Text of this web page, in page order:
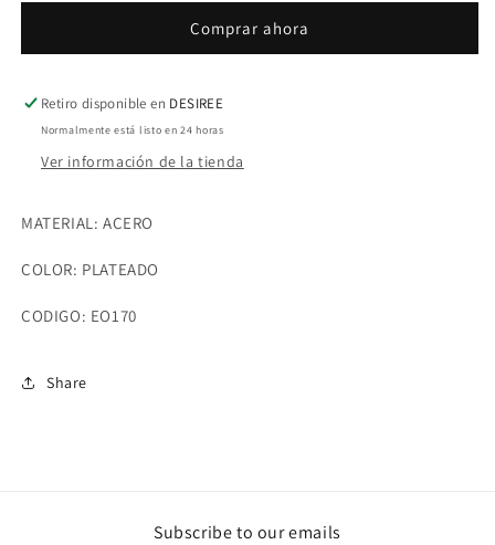
Comprar ahora
Retiro disponible en DESIREE
Normalmente está listo en 24 horas
Ver información de la tienda
MATERIAL: ACERO
COLOR: PLATEADO
CODIGO: EO170
Share
Subscribe to our emails